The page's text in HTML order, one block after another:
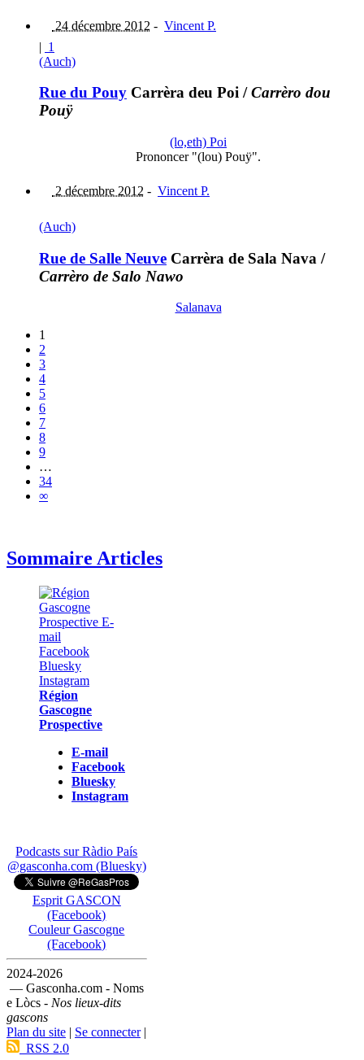
24 décembre 2012 - Vincent P.
| 1
(Auch)
Rue du Pouy Carrèra deu Poi /Carrèro dou
Pouÿ
(lo,eth) Poi
Prononcer "(lou) Pouÿ".
2 décembre 2012 - Vincent P.
(Auch)
Rue de Salle Neuve Carrèra de Sala Nava /
Carrèro de Salo Nawo
Salanava
1
2
3
4
5
6
7
8
9
…
34
∞
Sommaire Articles
Région
Gascogne
Prospective
E-mail
Facebook
Bluesky
Instagram
Podcasts sur Ràdio País
@gasconha.com (Bluesky)
Esprit GASCON
(Facebook)
Couleur Gascogne
(Facebook)
2024-2026
— Gasconha.com - Noms
e Lòcs - Nos lieux-dits
gascons
Plan du site | Se connecter|
RSS 2.0